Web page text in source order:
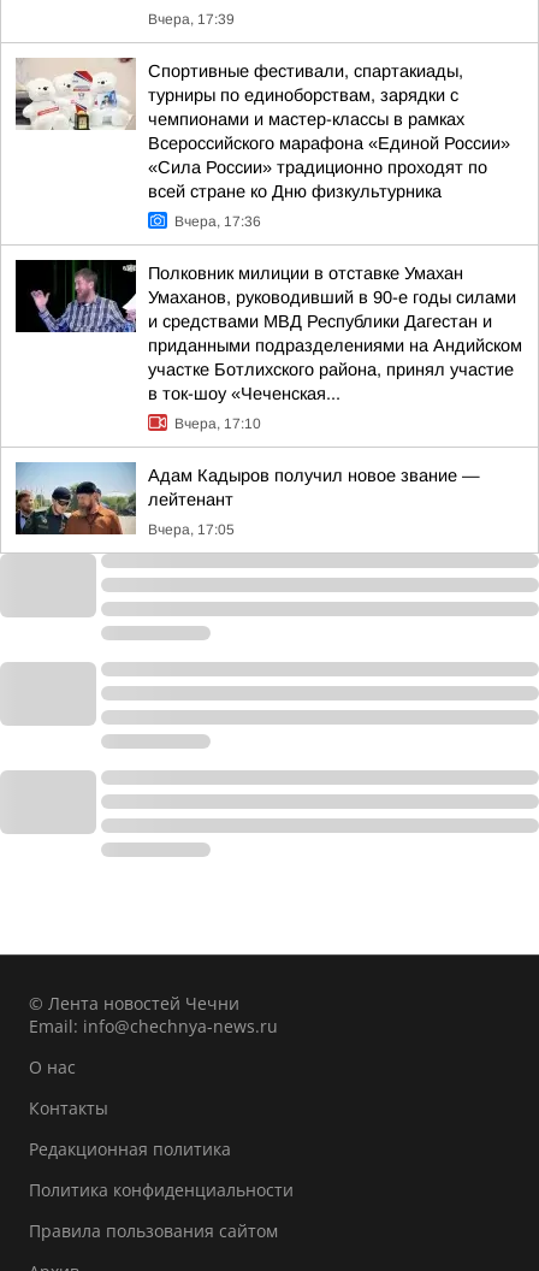
Вчера, 17:39
Спортивные фестивали, спартакиады,
турниры по единоборствам, зарядки с
чемпионами и мастер-классы в рамках
Всероссийского марафона «Единой России»
«Сила России» традиционно проходят по
всей стране ко Дню физкультурника
Вчера, 17:36
Полковник милиции в отставке Умахан
Умаханов, руководивший в 90-е годы силами
и средствами МВД Республики Дагестан и
приданными подразделениями на Андийском
участке Ботлихского района, принял участие
в ток-шоу «Чеченская...
Вчера, 17:10
Адам Кадыров получил новое звание —
лейтенант
Вчера, 17:05
© Лента новостей Чечни
Email: info@chechnya-news.ru
О нас
Контакты
Редакционная политика
Политика конфиденциальности
Правила пользования сайтом